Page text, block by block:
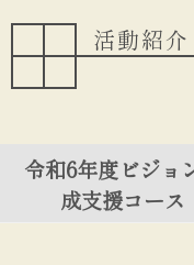
活動紹介
令和6年度ビジョ
成支援コース